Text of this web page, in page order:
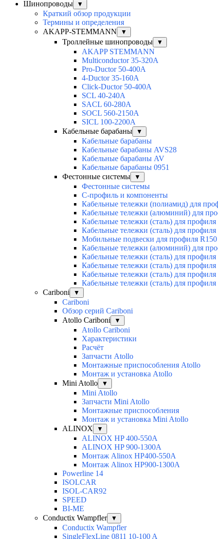
Шинопроводы
▼
Краткий обзор продукции
Термины и определения
AKAPP-STEMMANN
▼
Троллейные шинопроводы ▼
AKAPP STEMMANN
Multiconductor 35-320А
Pro-Ductor 50-400А
4-Ductor 35-160А
Click-Ductor 50-400А
SCL 40-240А
SACL 60-280А
SOCL 560-2150А
SICL 100-2200А
Кабельные барабаны
▼
Кабельные барабаны
Кабельные барабаны AVS28
Кабельные барабаны AV
Кабельные барабаны 0951
Фестонные системы
▼
Фестонные системы
С-профиль и компоненты
Кабельные тележки (полиамид) для
Кабельные тележки (алюминий) для
Кабельные тележки (сталь) для профиля
Кабельные тележки (сталь) для
Мобильные подвески для профиля R150
Кабельные тележки (алюминий) для
Кабельные тележки (сталь) для профиля
Кабельные тележки (сталь) для
Кабельные тележки (сталь) для профиля
Кабельные тележки (сталь) для
Cariboni
▼
Cariboni
Обзор серий Cariboni
Atollo Cariboni
▼
Atollo Cariboni
Характеристики
Расчёт
Запчасти Atollo
Монтажные приспособления Atollo
Монтаж и установка Atollo
Mini Atollo
▼
Mini Atollo
Запчасти Mini Atollo
Монтажные приспособления
Монтаж и установка Mini Atollo
ALINOX
▼
ALINOX HP 400-550A
ALINOX HP 900-1300A
Монтаж Alinox HP400-550A
Монтаж Alinox HP900-1300A
Powerline 14
ISOLCAR
ISOL-CAR92
SPEED
BI-ME
Conductix Wampfler
▼
Conductix Wampfler
SingleFlexLine 0811 10-100 A